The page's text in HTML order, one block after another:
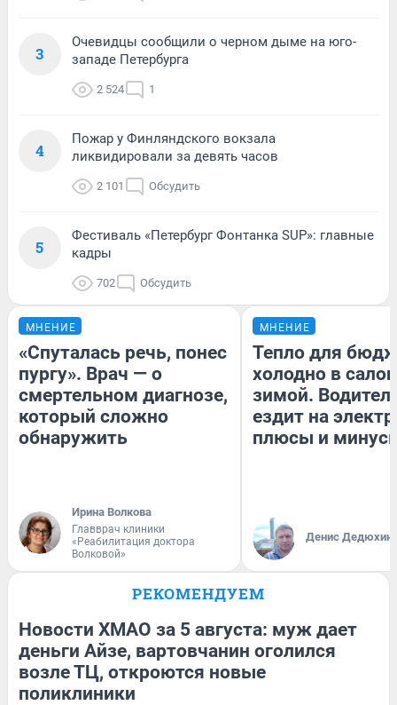
3
Очевидцы сообщили о черном дыме на юго-
западе Петербурга
2 524 1
4
Пожар у Финляндского вокзала
ликвидировали за девять часов
2 101 Обсудить
5
Фестиваль «Петербург Фонтанка SUP»: главные
кадры
702 Обсудить
МНЕНИЕ
«Спуталась речь, понес
пургу». Врач — о
смертельном диагнозе,
который сложно
обнаружить
Ирина Волкова
Главврач клиники
«Реабилитация доктора
Волковой»
МНЕНИЕ
Тепло для
холодно в
зимой.
ездит на
плюсы и
Денис Дедюхин
РЕКОМЕНДУЕМ
Новости ХМАО за 5 августа: муж дает
деньги Айзе, вартовчанин оголился
возле ТЦ, откроются новые
поликлиники